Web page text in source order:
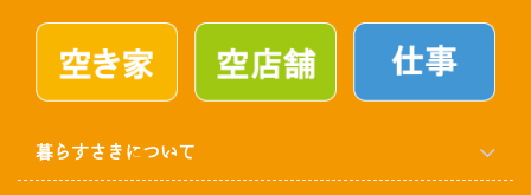
暮らすさきについて